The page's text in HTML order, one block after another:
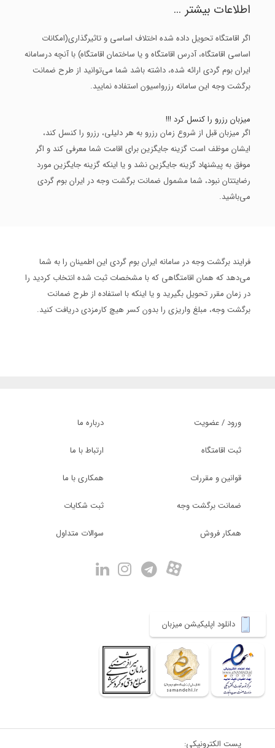
اطلاعات بیشتر ...
اگر اقامتگاه تحویل داده شده اختلاف اساسی و تاثیرگذاری(امکانات
اساسی اقامتگاه، آدرس اقامتگاه و یا ساختمان اقامتگاه) با آنچه درسامانه
ایران بوم گردی ارائه شده، داشته باشد شما می‌توانید از طرح ضمانت
برگشت وجه این سامانه رزرواسیون استفاده نمایید.
میزبان رزرو را کنسل کرد !!!
اگر میزبان قبل از شروع زمان رزرو به هر دلیلی، رزرو را کنسل کند،
ایشان موظف است گزینه جایگزین برای اقامت شما معرفی کند و اگر
موفق به پیشنهاد گزینه جایگزین نشد و یا اینکه گزینه جایگزین مورد
رضایتتان نبود، شما مشمول ضمانت برگشت وجه در ایران بوم گردی
می‌باشید.
فرایند برگشت وجه در سامانه ایران بوم گردی این اطمینان را به شما
می‌دهد که همان اقامتگاهی که با مشخصات ثبت شده انتخاب کردید را
در زمان مقرر تحویل بگیرید و یا اینکه با استفاده از طرح ضمانت
برگشت وجه، مبلغ واریزی را بدون کسر هیچ کارمزدی دریافت کنید.
ورود / عضویت
ثبت اقامتگاه
قوانین و مقررات
ضمانت برگشت وجه
همکار فروش
درباره ما
ارتباط با ما
همکاری با ما
ثبت شکایات
سوالات متداول
دانلود اپلیکیشن میزبان
پست الکترونیکی: